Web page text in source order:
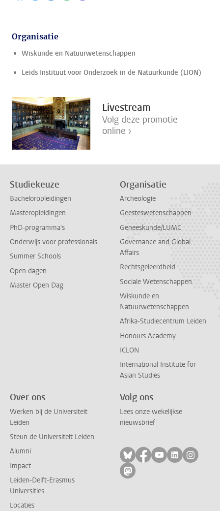
Organisatie
Wiskunde en Natuurwetenschappen
Leids Instituut voor Onderzoek in de Natuurkunde (LION)
Livestream
Volg deze promotie
online ›
Studiekeuze
Bacheloropleidingen
Masteropleidingen
PhD-programma's
Onderwijs voor professionals
Summer Schools
Open dagen
Master Open Dag
Organisatie
Archeologie
Geesteswetenschappen
Geneeskunde/LUMC
Governance and Global
Affairs
Rechtsgeleerdheid
Sociale Wetenschappen
Wiskunde en
Natuurwetenschappen
Afrika-Studiecentrum Leiden
Honours Academy
ICLON
International Institute for
Asian Studies
Over ons
Werken bij de Universiteit
Leiden
Steun de Universiteit Leiden
Alumni
Impact
Leiden-Delft-Erasmus
Universities
Locaties
Volg ons
Lees onze wekelijkse
nieuwsbrief
Volg ons op bluesky
Volg ons op
Volg ons op
Volg ons
Volg
Volg ons op mastodon